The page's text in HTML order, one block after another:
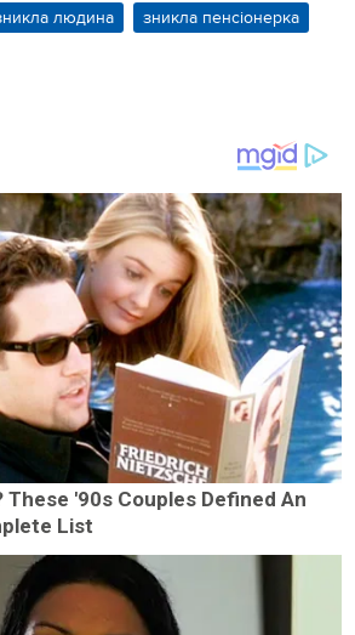
людина зникла пенсіонерка
These '90s Couples Defined An
List